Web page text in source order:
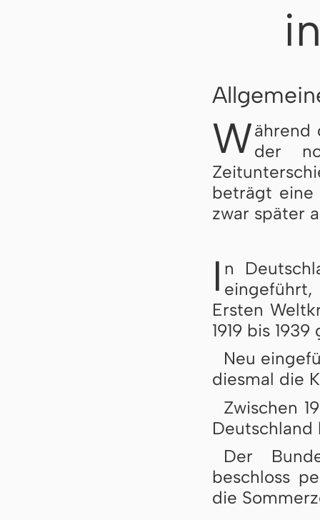
Während
der
beträgt eine
zwar später
I n
Ersten
1919 bis
Neu
diesmal die
Zwischen
Deutschland
Der
beschloss
die